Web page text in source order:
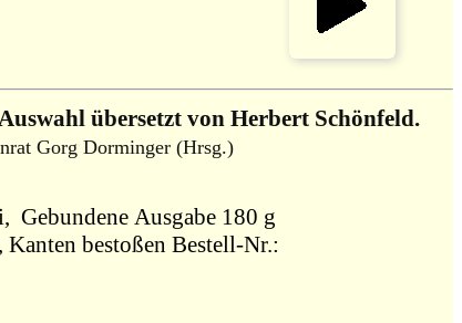
übersetzt von Herbert Schönfeld.
Gorg Dorminger (Hrsg.)
1953, Verlag Limburger Vereinsdruckerei, Gebundene Ausgabe 180 g
bestoßen Bestell-Nr.: